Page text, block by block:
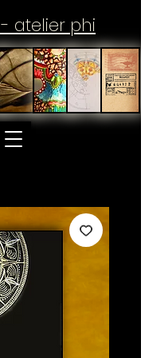
atelier phi